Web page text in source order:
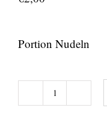
Portion Nudeln
Extra